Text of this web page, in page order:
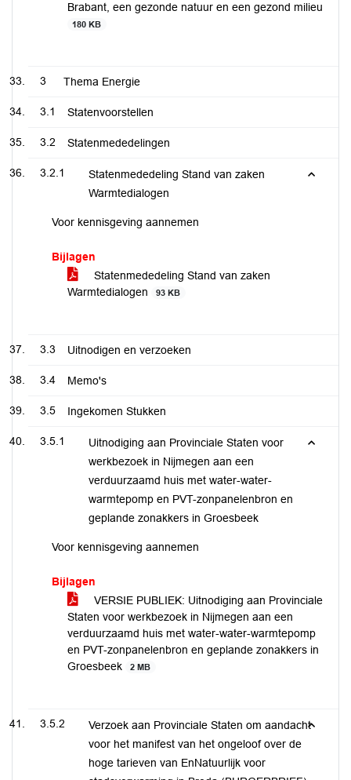
Brabant, een gezonde natuur en een gezond milieu
180 KB
3 Thema Energie
3.1 Statenvoorstellen
3.2 Statenmededelingen
3.2.1
Statenmededeling Stand van zaken
Warmtedialogen
Voor kennisgeving aannemen
Bijlagen
Statenmededeling Stand van zaken
Warmtedialogen
93 KB
3.3 Uitnodigen en verzoeken
3.4 Memo's
3.5 Ingekomen Stukken
3.5.1
Uitnodiging aan Provinciale Staten voor
werkbezoek in Nijmegen aan een
verduurzaamd huis met water-water-
warmtepomp en PVT-zonpanelenbron en
geplande zonakkers in Groesbeek
Voor kennisgeving aannemen
Bijlagen
VERSIE PUBLIEK: Uitnodiging aan Provinciale
Staten voor werkbezoek in Nijmegen aan een
verduurzaamd huis met water-water-warmtepomp
en PVT-zonpanelenbron en geplande zonakkers in
Groesbeek
2 MB
3.5.2
Verzoek aan Provinciale Staten om aandacht
voor het manifest van het ongeloof over de
hoge tarieven van EnNatuurlijk voor